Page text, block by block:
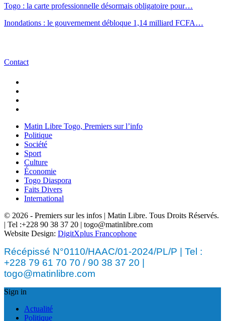
Togo : la carte professionnelle désormais obligatoire pour…
Inondations : le gouvernement débloque 1,14 milliard FCFA…
Contact
Matin Libre Togo, Premiers sur l’info
Politique
Société
Sport
Culture
Économie
Togo Diaspora
Faits Divers
International
© 2026 - Premiers sur les infos | Matin Libre. Tous Droits Réservés.
| Tel :+228 90 38 37 20 | togo@matinlibre.com
Website Design: DigitXplus Francophone
Récépissé N°0110/HAAC/01-2024/PL/P | Tel :
+228 79 61 70 70 / 90 38 37 20 |
togo@matinlibre.com
Sign in
Actualité
Politique